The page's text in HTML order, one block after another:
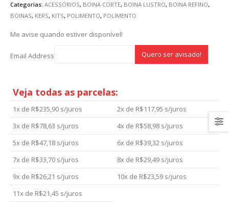
Categorias: ACESSÓRIOS, BOINA CORTE, BOINA LUSTRO, BOINA REFINO,
BOINAS, KERS, KITS, POLIMENTO, POLIMENTO
Me avise quando estiver disponível!
Email Address
Veja todas as parcelas:
1x de R$235,90 s/juros 2x de R$117,95 s/juros
3x de R$78,63 s/juros 4x de R$58,98 s/juros
5x de R$47,18 s/juros 6x de R$39,32 s/juros
7x de R$33,70 s/juros 8x de R$29,49 s/juros
9x de R$26,21 s/juros 10x de R$23,59 s/juros
11x de R$21,45 s/juros